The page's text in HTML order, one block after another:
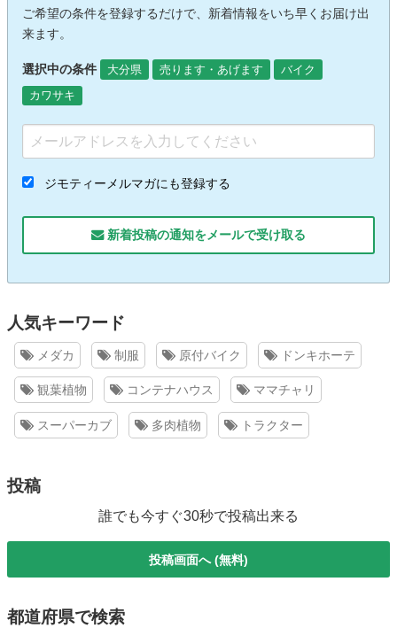
ご希望の条件を登録するだけで、新着情報をいち早くお届け出
来ます。
選択中の条件 大分県 売ります・あげます
バイク
カワサキ
ジモティーメルマガにも登録する
新着投稿の通知をメールで受け取る
人気キーワード
メダカ 制服 原付バイク ドンキホーテ
観葉植物 コンテナハウス ママチャリ
スーパーカブ 多肉植物 トラクター
投稿
誰でも今すぐ30秒で投稿出来る
投稿画面へ (無料)
都道府県で検索